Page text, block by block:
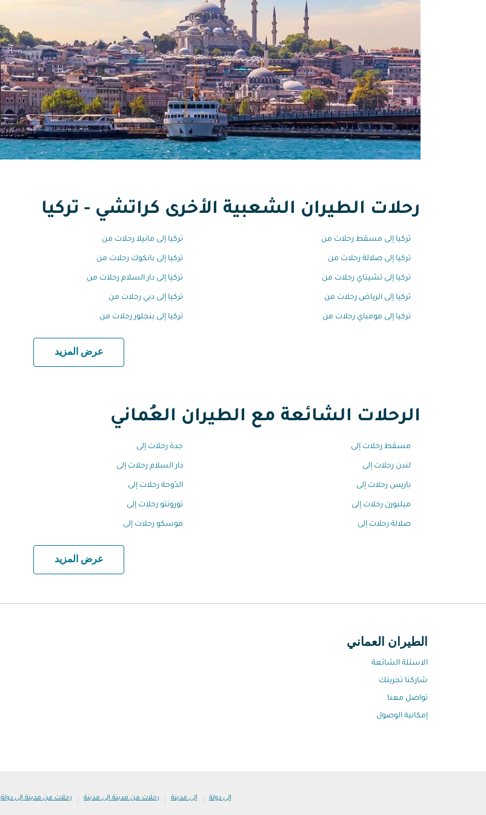
رحلات الطيران الشعبية الأخرى كراتشي - تركيا
تركيا إلى مسقط رحلات من تركيا إلى مانيلا رحلات من
تركيا إلى صلالة رحلات من تركيا إلى بانكوك رحلات من
تركيا إلى تشيناي رحلات من تركيا إلى دار السلام رحلات من
تركيا إلى الرياض رحلات من تركيا إلى دبي رحلات من
تركيا إلى مومباي رحلات من تركيا إلى بنجلور رحلات من
عرض المزيد
الرحلات الشائعة مع الطيران العُماني
مسقط رحلات إلى جدة رحلات إلى
لندن رحلات إلى دار السلام رحلات إلى
باريس رحلات إلى الدّوحة رحلات إلى
ميلبورن رحلات إلى تورونتو رحلات إلى
صلالة رحلات إلى موسكو رحلات إلى
عرض المزيد
الطيران العماني
الاسئلة الشائعة
شاركنا تجربتك
تواصل معنا
إمكانية الوصول
إلى دولة | إلى مدينة | رحلات من مدينة إلى مدينة | رحلات من مدينة إلى دولة